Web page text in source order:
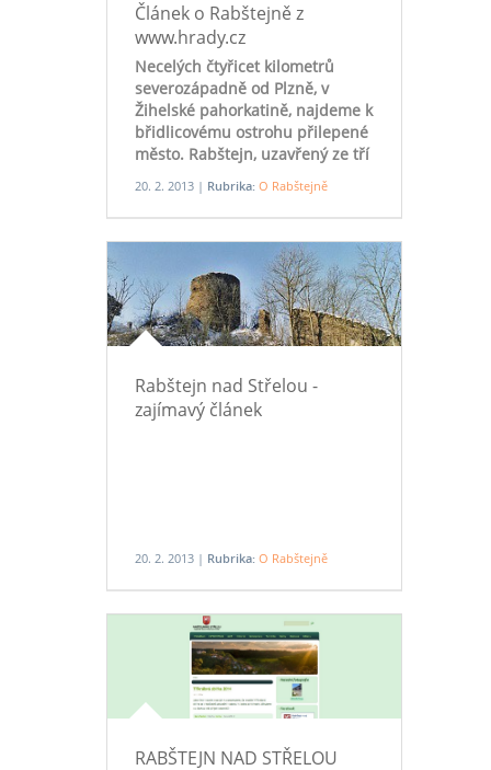
Článek o Rabštejně z
www.hrady.cz
Necelých čtyřicet kilometrů
severozápadně od Plzně, v
Žihelské pahorkatině, najdeme k
břidlicovému ostrohu přilepené
město. Rabštejn, uzavřený ze tří
stran říčkou Střelou, která si
meandrovitě prodírá cestu
hlubokým kaňonem, působí jako
městečko z romantické pohádky.
A pohádkou je také vyprávěn
jeho vznik.
20. 2. 2013 | Rubrika: O Rabštejně
Rabštejn nad Střelou -
zajímavý článek
20. 2. 2013 | Rubrika: O Rabštejně
RABŠTEJN NAD STŘELOU